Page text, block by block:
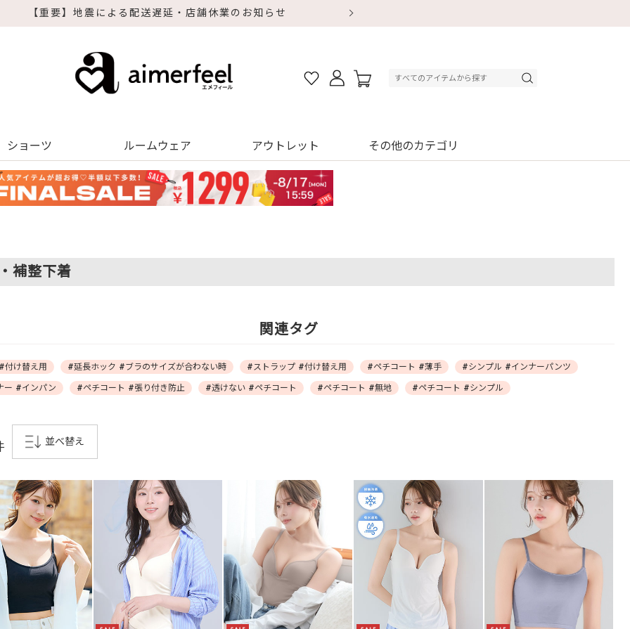
ショーツ ルームウェア アウトレット その他のカテゴリ
補整下着
関連タグ
け替え用 #延長ホック #ブラのサイズが合わない時 #ストラップ #付け替え用 #ペチコート #薄手
#シンプル #インナーパンツ
ー #インパン
#ペチコート #張り付き防止 #透けない #ペチコート #ペチコート #無地 #ペチコート #シンプル
並べ替え